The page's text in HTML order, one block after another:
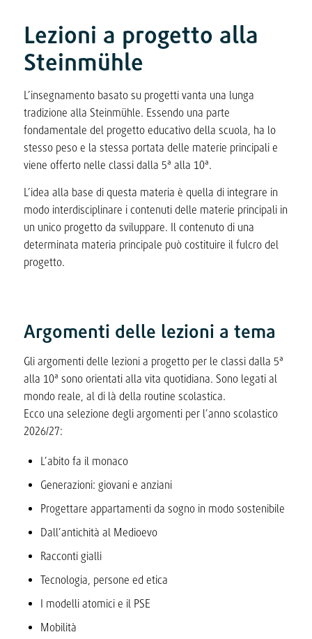
Lezioni a progetto alla
Steinmühle
L’insegnamento basato su progetti vanta una lunga
tradizione alla Steinmühle. Essendo una parte
fondamentale del progetto educativo della scuola, ha lo
stesso peso e la stessa portata delle materie principali e
viene offerto nelle classi dalla 5ª alla 10ª.
L’idea alla base di questa materia è quella di integrare in
modo interdisciplinare i contenuti delle materie principali in
un unico progetto da sviluppare. Il contenuto di una
determinata materia principale può costituire il fulcro del
progetto.
Argomenti delle lezioni a tema
Gli argomenti delle lezioni a progetto per le classi dalla 5ª
alla 10ª sono orientati alla vita quotidiana. Sono legati al
mondo reale, al di là della routine scolastica.
Ecco una selezione degli argomenti per l’anno scolastico
2026/27:
L’abito fa il monaco
Generazioni: giovani e anziani
Progettare appartamenti da sogno in modo sostenibile
Dall’antichità al Medioevo
Racconti gialli
Tecnologia, persone ed etica
I modelli atomici e il PSE
Mobilità